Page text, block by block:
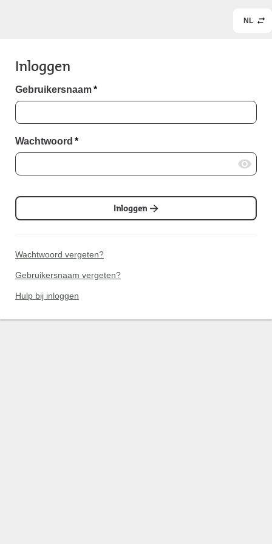
NL
Inloggen
Gebruikersnaam*
Wachtwoord *
Inloggen
Wachtwoord vergeten?
Gebruikersnaam vergeten?
Hulp bij inloggen